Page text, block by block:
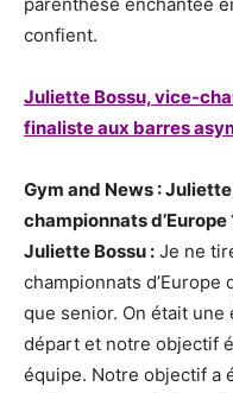
confient.
Juliette Bossu, vice-
finaliste aux barres
Gym and News :
championnats d’Europe
Juliette Bossu : Je ne
championnats
que senior. On était
départ et notre objectif
équipe. Notre objectif a